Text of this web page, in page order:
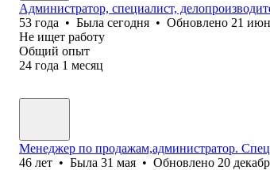
Администратор, специалист,
53 года • Была сегодня • Обновлено 21
Не ищет работу
Общий опыт
24 года 1 месяц
Менеджер по продажам,администратор.
46 лет • Была 31 мая • Обновлено 20